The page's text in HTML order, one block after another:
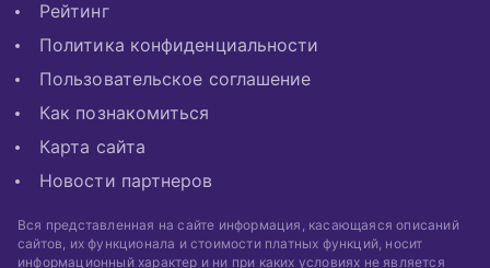
Рейтинг
Политика конфиденциальности
Пользовательское соглашение
Как познакомиться
Карта сайта
Новости партнеров
Вся представленная на сайте информация, касающаяся описаний
сайтов, их функционала и стоимости платных функций, носит
информационный характер и ни при каких условиях не является